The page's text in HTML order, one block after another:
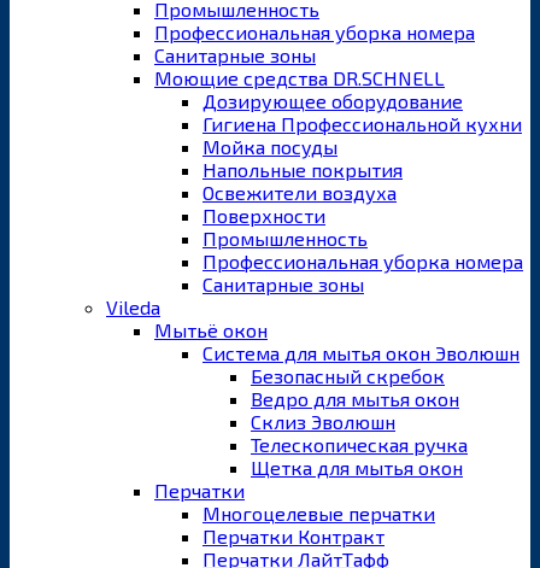
Промышленность
Профессиональная уборка номера
Санитарные зоны
Моющие средства DR.SCHNELL
Дозирующее оборудование
Гигиена Профессиональной кухни
Мойка посуды
Напольные покрытия
Освежители воздуха
Поверхности
Промышленность
Профессиональная уборка номера
Санитарные зоны
Vileda
Мытьё окон
Система для мытья окон Эволюшн
Безопасный скребок
Ведро для мытья окон
Склиз Эволюшн
Телескопическая ручка
Щетка для мытья окон
Перчатки
Многоцелевые перчатки
Перчатки Контракт
Перчатки ЛайтТафф